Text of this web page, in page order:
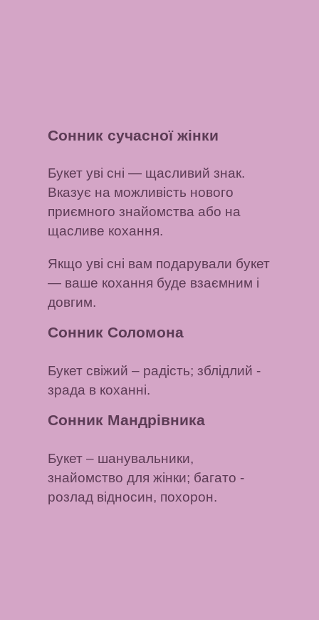
Сонник сучасної жінки
Букет уві сні — щасливий знак.
Вказує на можливість нового
приємного знайомства або на
щасливе кохання.
Якщо уві сні вам подарували букет
— ваше кохання буде взаємним і
довгим.
Сонник Соломона
Букет свіжий – радість;зблідлий -
зрада в коханні.
Сонник Мандрівника
Букет – шанувальники,
знайомство для жінки; багато -
розлад відносин, похорон.